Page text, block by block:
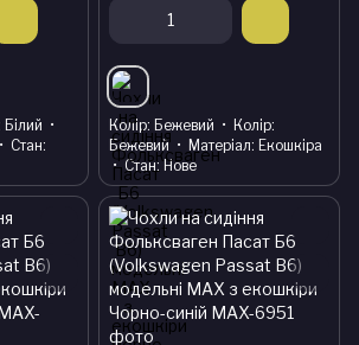
Білий
Стан
Колір Бежевий
Колір
Бежевий
Матеріал Екошкіра
Стан Нове